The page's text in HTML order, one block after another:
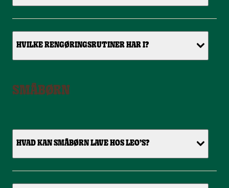
HVILKE RENGØRINGSRUTINER HAR I?
SMÅBØRN
HVAD KAN SMÅBØRN LAVE HOS LEO’S?